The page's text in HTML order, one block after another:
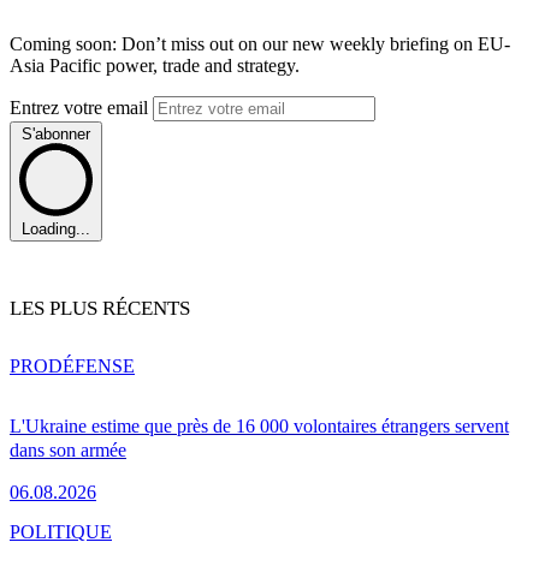
Coming soon: Don’t miss out on our new weekly briefing on EU-
Asia Pacific power, trade and strategy.
Entrez votre email
S'abonner
Loading...
LES PLUS RÉCENTS
L'Ukraine estime que près de 16 000 volontaires étrangers servent
dans son armée
06.08.2026
PRODÉFENSE
POLITIQUE